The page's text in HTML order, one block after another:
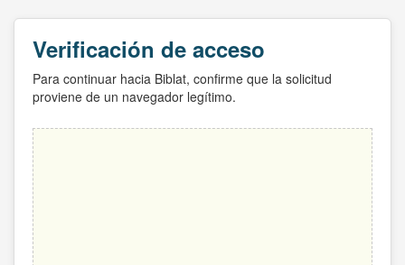
Verificación de acceso
Para continuar hacia Biblat, confirme que la solicitud
proviene de un navegador legítimo.